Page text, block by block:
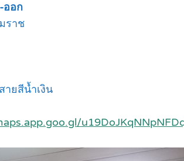
ออก
ราช
ายสีน้ำเงิน